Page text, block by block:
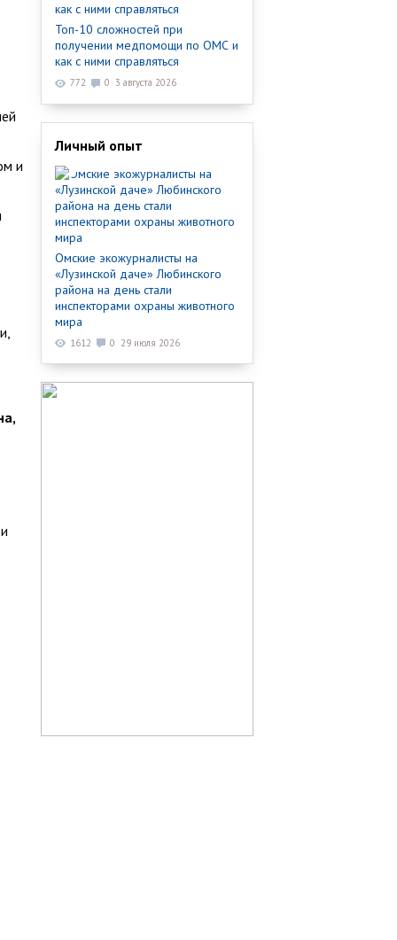
и
Топ-10 сложностей при
получении медпомощи по ОМС и
как с ними справляться
772 0 3 августа 2026
Личный опыт
Омские экожурналисты на
«Лузинской даче» Любинского
района на день стали
инспекторами охраны животного
мира
1612 0 29 июля 2026